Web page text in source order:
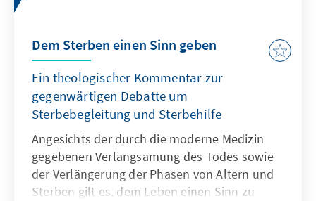
Dem Sterben einen Sinn geben
Ein theologischer Kommentar zur
gegenwärtigen Debatte um
Sterbebegleitung und Sterbehilfe
Angesichts der durch die moderne Medizin
gegebenen Verlangsamung des Todes sowie
der Verlängerung der Phasen von Altern und
Sterben gilt es, dem Leben einen Sinn zu